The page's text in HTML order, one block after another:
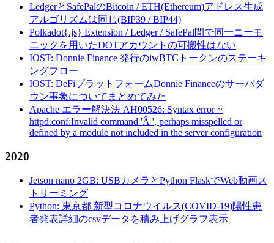
LedgerとSafePalのBitcoin / ETH(Ethereum)アドレス生成
アルゴリズムは同じ(BIP39 / BIP44)
Polkadot{.js} Extension / Ledger / SafePal間で同一ニーモ
ニックを用いたDOTアカウントの可搬性はない
IOST: Donnie Finance 発行のiwBTCトークンのステーキ
ングフロー
IOST: DeFiプラットフォームDonnie Financeのサーバダ
ウン事象についてまとめてみた
Apache エラー解決法 AH00526: Syntax error ~
httpd.conf:Invalid command 'Â ', perhaps misspelled or
defined by a module not included in the server configuration
2020
Jetson nano 2GB: USBカメラとPython FlaskでWeb動画ス
トリーミング
Python: 東京都 新型コロナウイルス(COVID-19)陽性患
者発表詳細のcsvデータを積み上げグラフ表示